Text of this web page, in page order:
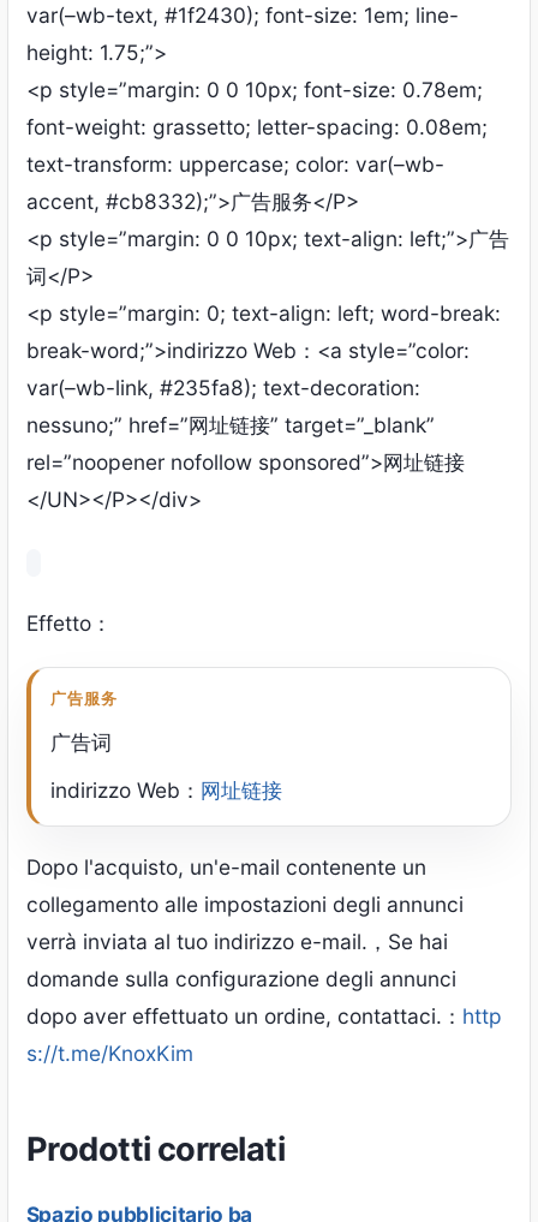
var(–wb-text, #1f2430); font-size: 1em; line-
height: 1.75;”>
<p style=”margin: 0 0 10px; font-size: 0.78em;
font-weight: grassetto; letter-spacing: 0.08em;
text-transform: uppercase; color: var(–wb-
accent, #cb8332);”>广告服务</P>
<p style=”margin: 0 0 10px; text-align: left;”>广告
词</P>
<p style=”margin: 0; text-align: left; word-break:
break-word;”>indirizzo Web：<a style=”color:
var(–wb-link, #235fa8); text-decoration:
nessuno;” href=”网址链接” target=”_blank”
rel=”noopener nofollow sponsored”>网址链接
</UN></P></div>
Effetto：
广告服务
广告词
indirizzo Web： 网址链接
Dopo l'acquisto, un'e-mail contenente un
collegamento alle impostazioni degli annunci
verrà inviata al tuo indirizzo e-mail.，Se hai
domande sulla configurazione degli annunci
dopo aver effettuato un ordine, contattaci.： http
s://t.me/KnoxKim
Prodotti correlati
Spazio pubblicitario ba